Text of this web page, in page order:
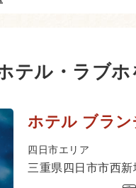
テル・ラブホ
ホテル ブラ
四日市エリア
三重県四日市市西新